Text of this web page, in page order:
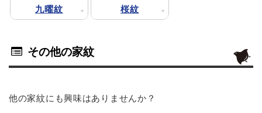
九曜紋 桜紋
その他の家紋
他の家紋にも興味はありませんか？